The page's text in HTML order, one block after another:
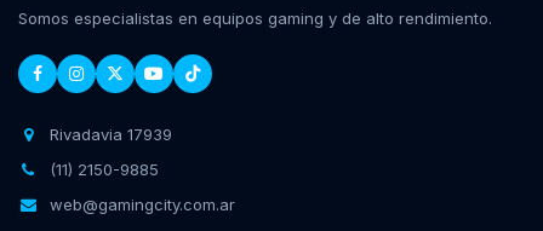
Somos especialistas en equipos gaming y de alto rendimiento.
Rivadavia 17939
(11) 2150-9885
web@gamingcity.com.ar